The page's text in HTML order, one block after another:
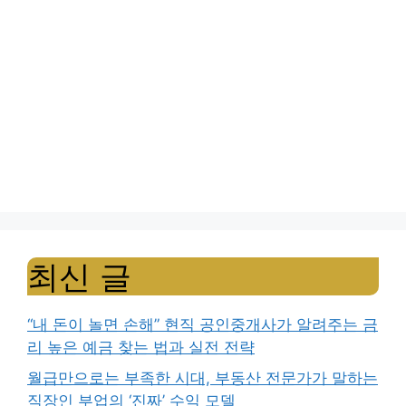
최신 글
“내 돈이 놀면 손해” 현직 공인중개사가 알려주는 금
리 높은 예금 찾는 법과 실전 전략
월급만으로는 부족한 시대, 부동산 전문가가 말하는
직장인 부업의 ‘진짜’ 수익 모델